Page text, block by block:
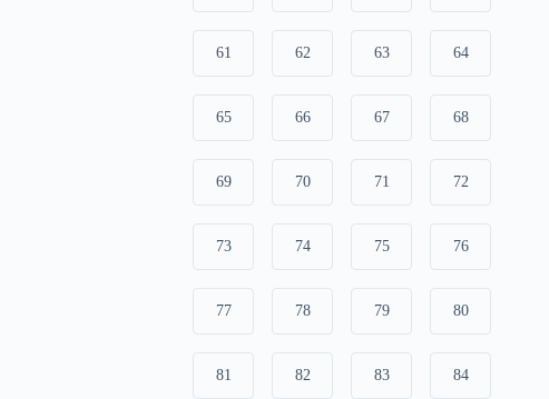
61 62 63 64
65 66 67 68
69 70 71 72
73 74 75 76
77 78 79 80
81 82 83 84